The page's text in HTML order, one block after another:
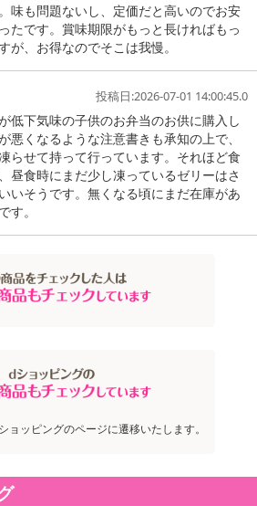
ご確認いただき、お届けする商品セット
コードなど、お届け商品と多少異なる場
味も問題ないし、定価だと高いのでお安
たです。賞味期限がもっと長ければもっ
が、お得なのでそこは我慢。
投稿日:2026-07-01 14:00:45.0
低下気味の子供のお弁当のお供に購入し
悪くなるような注意書きも承知の上で、
らせて持って行っています。それほど食
昼食時にまだ少し凍っているゼリーはさ
いそうです。無くなる頃にまだ在庫があ
す。
ョッピングのページに遷移いたします。